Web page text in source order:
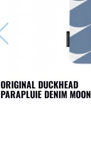
ORIGINAL DUCKHEAD
PARAPLUIE DENIM MOON